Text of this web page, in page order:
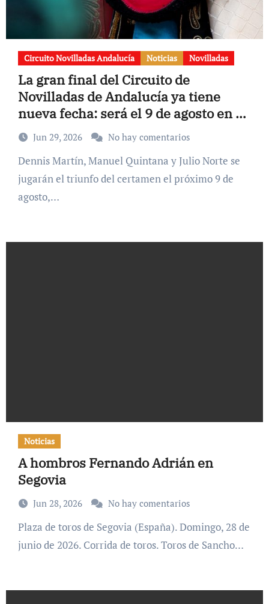
Circuito Novilladas Andalucía Noticias Novilladas
La gran final del Circuito de
Novilladas de Andalucía ya tiene
nueva fecha: será el 9 de agosto en La
Malagueta
Jun 29, 2026 No hay comentarios
Dennis Martín, Manuel Quintana y Julio Norte se
jugarán el triunfo del certamen el próximo 9 de
agosto,…
Noticias
A hombros Fernando Adrián en
Segovia
Jun 28, 2026 No hay comentarios
Plaza de toros de Segovia (España). Domingo, 28 de
junio de 2026. Corrida de toros. Toros de Sancho…